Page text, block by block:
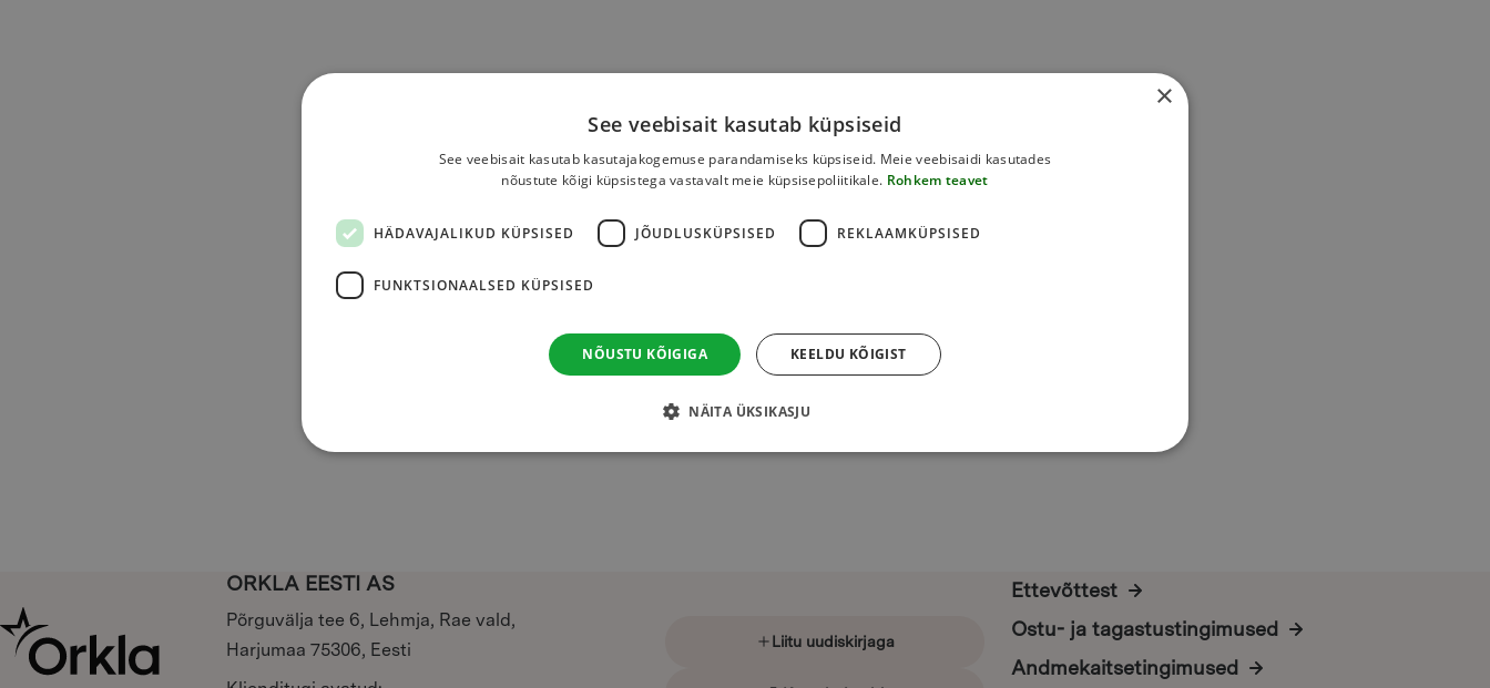
Liitu uudiskirjaga
Ettevõttest
Ostu- ja tagastustingimused
Andmekaitsetingimused
ORKLA EESTI AS
Põrguvälja tee 6, Lehmja, Rae vald,
Harjumaa 75306, Eesti
×
See veebisait kasutab küpsiseid
See veebisait kasutab kasutajakogemuse parandamiseks küpsiseid. Meie veebisaidi kasutades
nõustute kõigi küpsistega vastavalt meie küpsisepoliitikale. Rohkem teavet
HÄDAVAJALIKUD KÜPSISED JÕUDLUSKÜPSISED REKLAAMKÜPSISED
FUNKTSIONAALSED KÜPSISED
NÕUSTU KÕIGIGA KEELDU KÕIGIST
NÄITA ÜKSIKASJU